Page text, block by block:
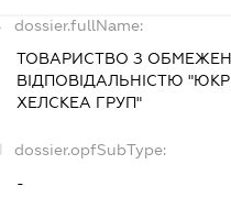
dossier.fullName:
ТОВАРИСТВО З
ВІДПОВІДАЛЬНІСТЮ
ХЕЛСКЕА ГРУП"
dossier.opfSubType:
-